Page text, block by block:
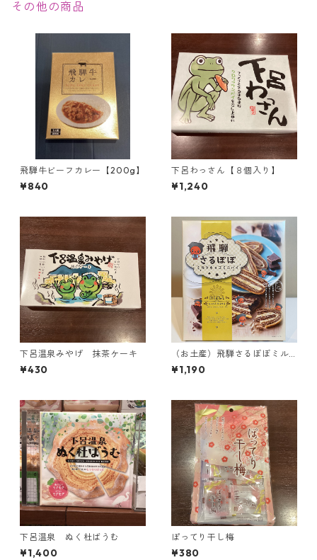
その他の商品
飛騨牛ビーフカレー【200g】
¥840
下呂わっさん【８個入り】
¥1,240
下呂温泉みやげ 抹茶ケーキ
¥430
（お土産）飛騨さるぼぼミル
クチョコミニパイ【24個入
り】＜飛騨限定＞
¥1,190
下呂温泉 ぬく杜ばうむ
¥1,400
ぽってり干し梅
¥380